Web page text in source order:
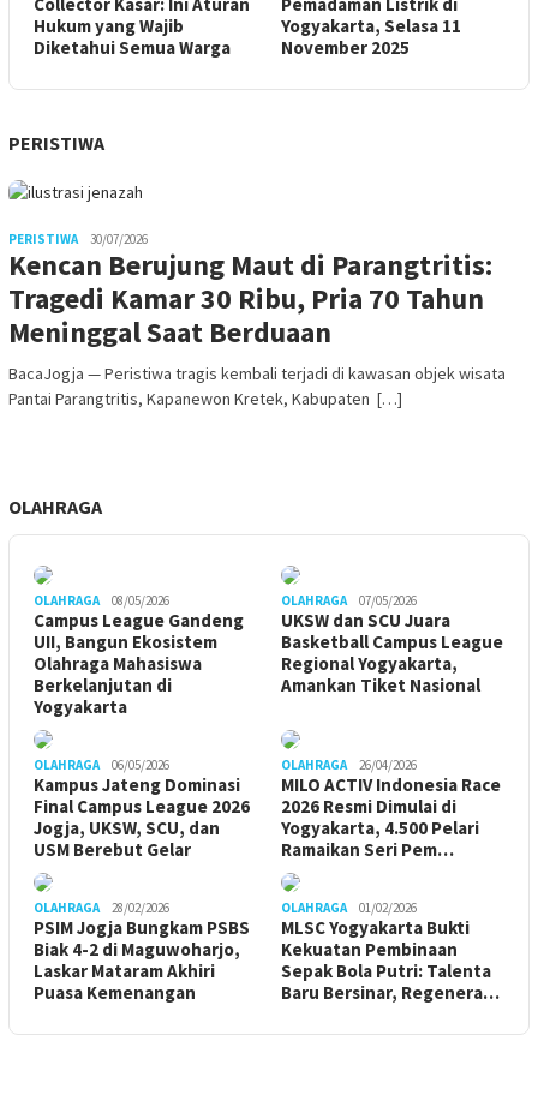
Hukum yang Wajib
Diketahui Semua Warga
Yogyakarta, Selasa 11
November 2025
PERISTIWA
PERISTIWA 30/07/2026
Kencan Berujung Maut di Parangtritis:
Tragedi Kamar 30 Ribu, Pria 70 Tahun
Meninggal Saat Berduaan
BacaJogja — Peristiwa tragis kembali terjadi di kawasan objek wisata
Pantai Parangtritis, Kapanewon Kretek, Kabupaten […]
OLAHRAGA
OLAHRAGA 08/05/2026
Campus League Gandeng
UII, Bangun Ekosistem
Olahraga Mahasiswa
Berkelanjutan di
Yogyakarta
OLAHRAGA 07/05/2026
UKSW dan SCU Juara
Basketball Campus League
Regional Yogyakarta,
Amankan Tiket Nasional
OLAHRAGA 06/05/2026
Kampus Jateng Dominasi
Final Campus League 2026
Jogja, UKSW, SCU, dan
USM Berebut Gelar
OLAHRAGA 26/04/2026
MILO ACTIV Indonesia Race
2026 Resmi Dimulai di
Yogyakarta, 4.500 Pelari
Ramaikan Seri Pem…
OLAHRAGA 28/02/2026
PSIM Jogja Bungkam PSBS
Biak 4-2 di Maguwoharjo,
Laskar Mataram Akhiri
Puasa Kemenangan
OLAHRAGA 01/02/2026
MLSC Yogyakarta Bukti
Kekuatan Pembinaan
Sepak Bola Putri: Talenta
Baru Bersinar, Regenera…